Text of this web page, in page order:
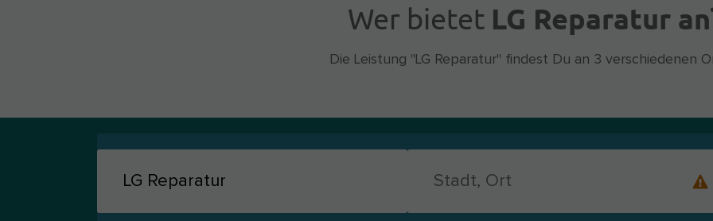
Wer bietet LG Reparatur
Die Leistung "LG Reparatur" findest Du an 3 verschiedenen